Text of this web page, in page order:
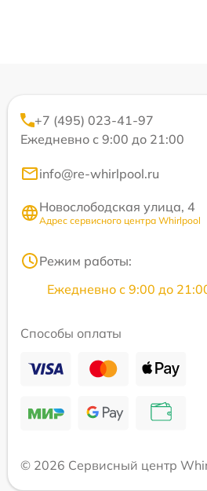
+7 (495) 023-41-97
Ежедневно с 9:00 до 21:00
info@re-whirlpool.ru
Новослободская улица, 4
Адрес сервисного центра Whirlpool
Режим работы:
Ежедневно с 9:00 до
Способы оплаты
© 2026 Сервисный центр